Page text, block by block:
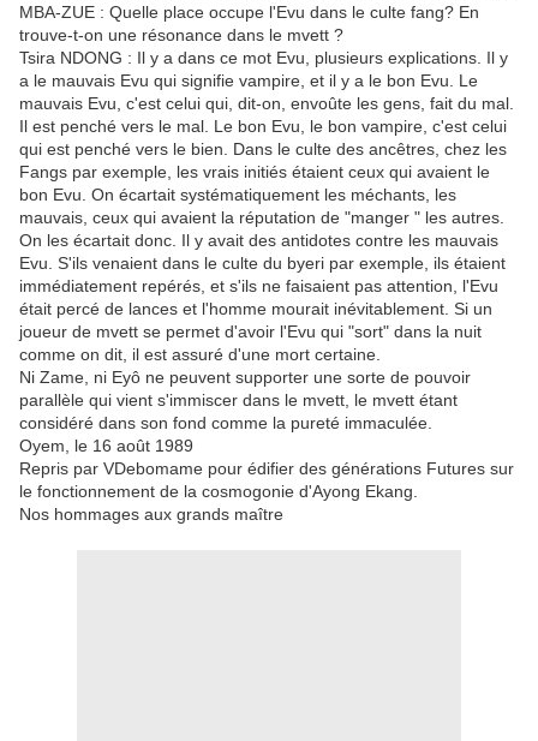
MBA-ZUE : Quelle place occupe l'Evu dans le culte fang? En
trouve-t-on une résonance dans le mvett ?
Tsira NDONG : Il y a dans ce mot Evu, plusieurs explications. Il y
a le mauvais Evu qui signifie vampire, et il y a le bon Evu. Le
mauvais Evu, c'est celui qui, dit-on, envoûte les gens, fait du mal.
Il est penché vers le mal. Le bon Evu, le bon vampire, c'est celui
qui est penché vers le bien. Dans le culte des ancêtres, chez les
Fangs par exemple, les vrais initiés étaient ceux qui avaient le
bon Evu. On écartait systématiquement les méchants, les
mauvais, ceux qui avaient la réputation de "manger " les autres.
On les écartait donc. Il y avait des antidotes contre les mauvais
Evu. S'ils venaient dans le culte du byeri par exemple, ils étaient
immédiatement repérés, et s'ils ne faisaient pas attention, l'Evu
était percé de lances et l'homme mourait inévitablement. Si un
joueur de mvett se permet d'avoir l'Evu qui "sort" dans la nuit
comme on dit, il est assuré d'une mort certaine.
Ni Zame, ni Eyô ne peuvent supporter une sorte de pouvoir
parallèle qui vient s'immiscer dans le mvett, le mvett étant
considéré dans son fond comme la pureté immaculée.
Oyem, le 16 août 1989
Repris par VDebomame pour édifier des générations Futures sur
le fonctionnement de la cosmogonie d'Ayong Ekang.
Nos hommages aux grands maître